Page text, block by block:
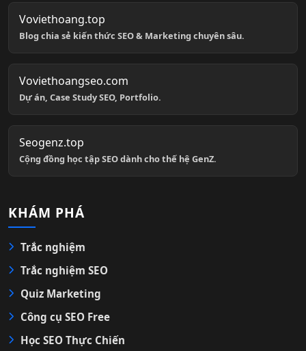
Voviethoang.top
Blog chia sẻ kiến thức SEO & Marketing chuyên sâu.
Voviethoangseo.com
Dự án, Case Study SEO, Portfolio.
Seogenz.top
Cộng đồng học tập SEO dành cho thế hệ GenZ.
KHÁM PHÁ
Trắc nghiệm
Trắc nghiệm SEO
Quiz Marketing
Công cụ SEO Free
Học SEO Thực Chiến